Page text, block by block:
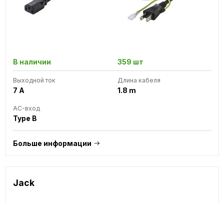
В наличии 359 шт
Выходной ток
7 A
Длина кабеля
1.8 m
AC-вход
Type B
Больше информации
Jack